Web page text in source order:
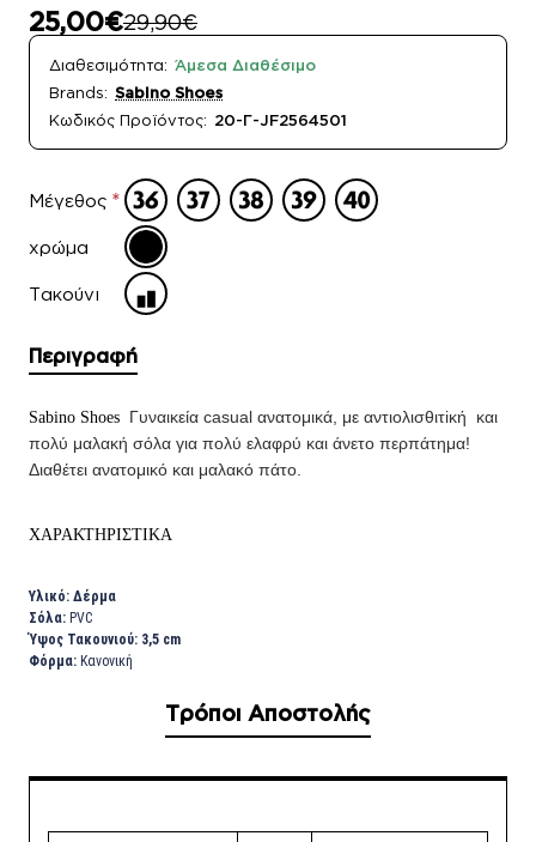
25,00€29,90€
Διαθεσιμότητα: Άμεσα Διαθέσιμο
Brands: Sabino Shoes
Κωδικός Προϊόντος: 20-Γ-JF2564501
Μέγεθος
χρώμα
Τακούνι
Περιγραφή
Sabino Shoes Γυναικεία casual ανατομικά, με αντιολισθιτiκή και
πολύ μαλακή σόλα για πολύ ελαφρύ και άνετο περπάτημα!
Διαθέτει ανατομικό και μαλακό πάτο.
ΧΑΡΑΚΤΗΡΙΣΤΙΚΑ
Υλικό: Δέρμα
Σόλα: PVC
Ύψος Τακουνιού: 3,5 cm
Φόρμα: Κανονική
Τρόποι Αποστολής